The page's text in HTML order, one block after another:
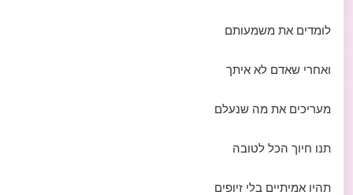
לומדים את משמעותם
ואחרי שאדם לא איתך
מעריכים את מה שנעלם
תנו חיוך הכל לטובה
תהיו אמיתיים בלי זיופים